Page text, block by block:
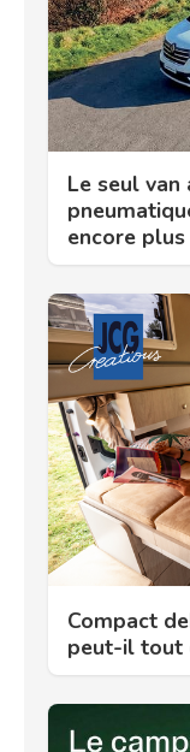
Le seul van
encore
Compact
peut-il tout